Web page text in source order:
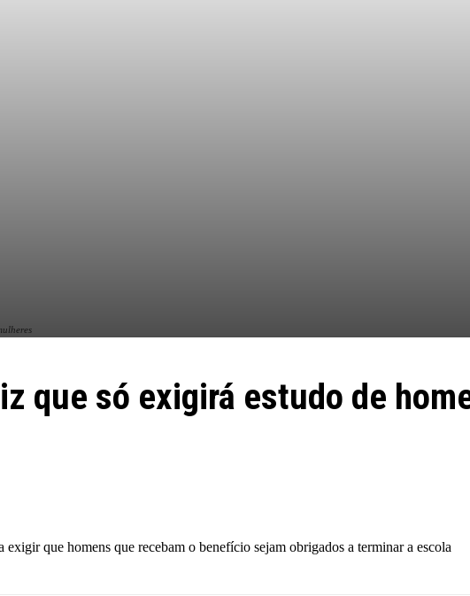
que só exigirá estudo de
que homens que recebam o benefício sejam obrigados a terminar a escola